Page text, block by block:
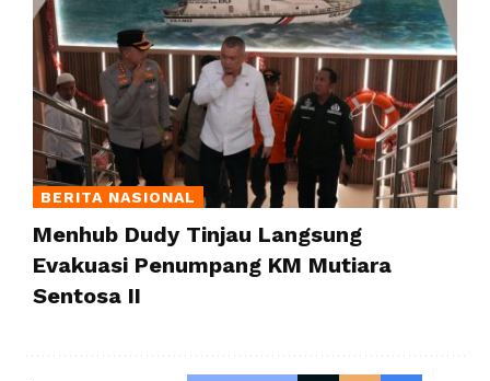
BERITA NASIONAL
Menhub Dudy Tinjau Langsung
Evakuasi Penumpang KM Mutiara
Sentosa II